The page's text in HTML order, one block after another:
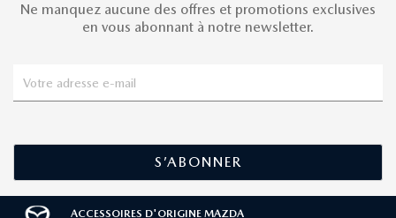
Ne manquez aucune des offres et promotions exclusives
en vous abonnant à notre newsletter.
ACCESSOIRES D'ORIGINE MAZDA